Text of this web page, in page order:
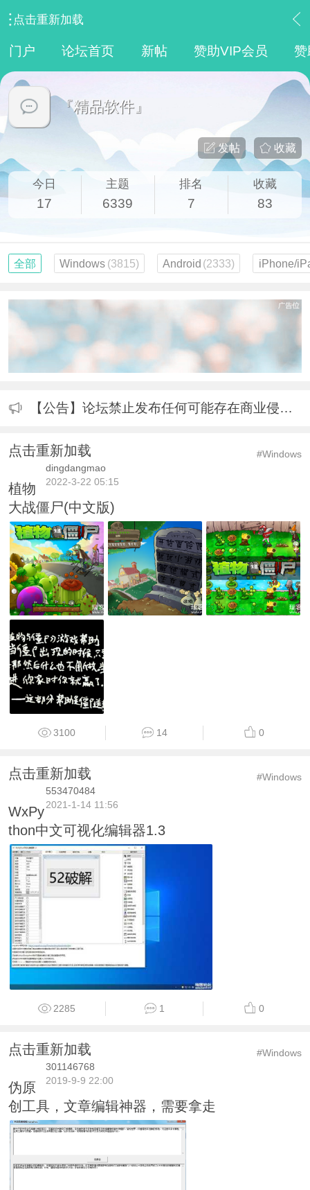
点击重新加载
门户 论坛首页 新帖 赞助VIP会员 赞
『精品软件』
收藏
发帖
今日
17
主题
6339
排名
7
收藏
83
全部 Windows (3815) Android (2333) iPhone/
【公告】论坛禁止发布任何可能存在商业侵权内容，包括但不限于影视资源、原创或者转载商业软件的破解成品、破解补丁、注册机等。
点击重新加载
dingdangmao
2022-3-22 05:15
#Windows
植物
大战僵尸(中文版)
3100 14 0
点击重新加载
553470484
2021-1-14 11:56
#Windows
WxPy
thon中文可视化编辑器1.3
2285 1 0
点击重新加载
301146768
2019-9-9 22:00
#Windows
伪原
创工具，文章编辑神器，需要拿走